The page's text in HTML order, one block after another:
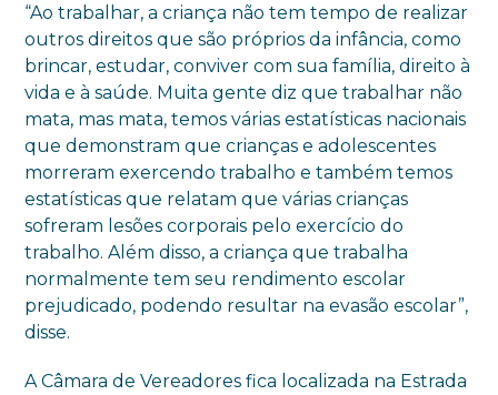
“Ao trabalhar, a criança não tem tempo de realizar
outros direitos que são próprios da infância, como
brincar, estudar, conviver com sua família, direito à
vida e à saúde. Muita gente diz que trabalhar não
mata, mas mata, temos várias estatísticas nacionais
que demonstram que crianças e adolescentes
morreram exercendo trabalho e também temos
estatísticas que relatam que várias crianças
sofreram lesões corporais pelo exercício do
trabalho. Além disso, a criança que trabalha
normalmente tem seu rendimento escolar
prejudicado, podendo resultar na evasão escolar”,
disse.
A Câmara de Vereadores fica localizada na Estrada